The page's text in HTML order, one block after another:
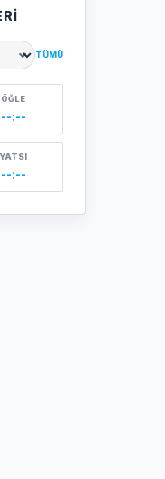
TÜMÜ
ÖĞLE
--:--
YATSI
--:--